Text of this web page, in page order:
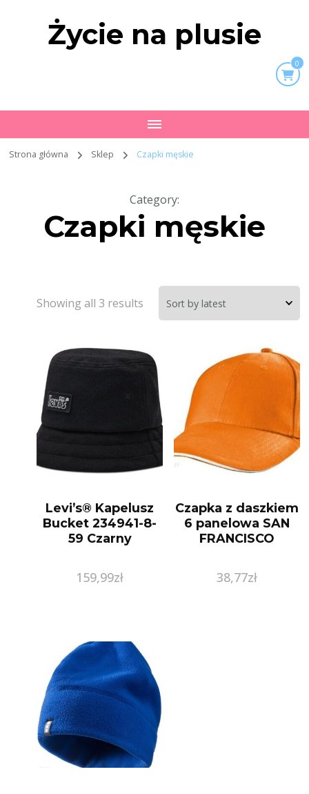
Życie na plusie
0
Strona główna Sklep Czapki męskie
Category:
Czapki męskie
Showing all 3 results
Levi’s® Kapelusz
Bucket 234941-8-
59 Czarny
159,99zł
Czapka z daszkiem
6 panelowa SAN
FRANCISCO
38,77zł